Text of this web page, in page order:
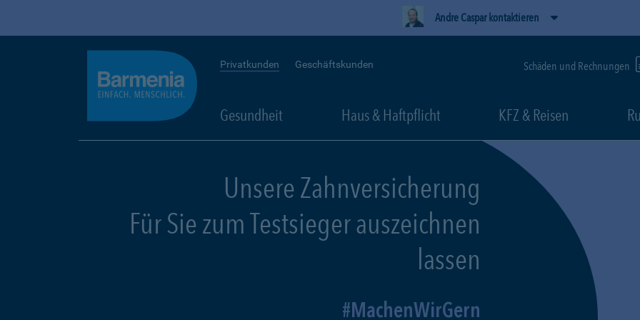
Andre Caspar kontaktieren
Privatkunden Geschäftskunden Schäden und Rechnungen
Gesundheit Haus & Haftpflicht KFZ & Reisen
Unsere Zahnversicherung
Für Sie zum Testsieger auszeichnen
lassen
MachenWirGern